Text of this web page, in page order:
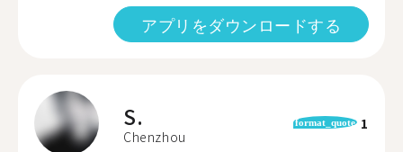
アプリをダウンロードする
S.
Chenzhou
format_quote 1